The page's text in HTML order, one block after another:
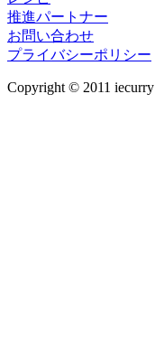
推進パートナー
お問い合わせ
プライバシーポリシー
Copyright © 2011